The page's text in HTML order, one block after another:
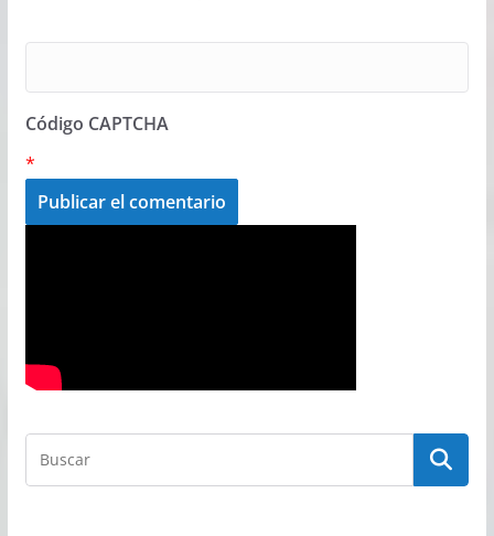
Código CAPTCHA
*